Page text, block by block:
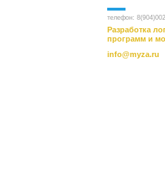
телефон:
Разработка
программ и
info@myza.ru